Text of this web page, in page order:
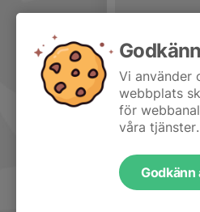
Vi använder
webbplats
för
våra tjänster.
Godkänn